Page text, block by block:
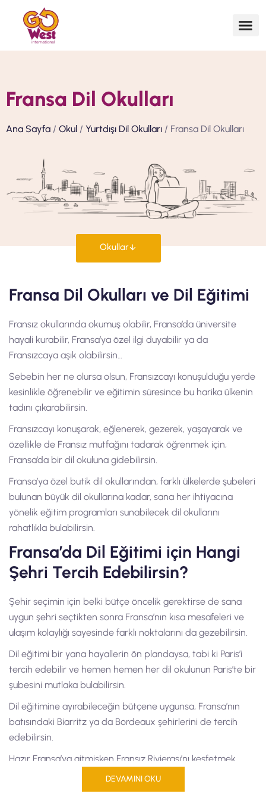
Fransa Dil Okulları
Ana Sayfa / Okul / Yurtdışı Dil Okulları / Fransa Dil Okulları
Okullar
Fransa Dil Okulları ve Dil Eğitimi
Fransız okullarında okumuş olabilir, Fransa’da üniversite
hayali kurabilir, Fransa’ya özel ilgi duyabilir ya da
Fransızcaya aşık olabilirsin…
Sebebin her ne olursa olsun, Fransızcayı konuşulduğu yerde
kesinlikle öğrenebilir ve eğitimin süresince bu harika ülkenin
tadını çıkarabilirsin.
Fransızcayı konuşarak, eğlenerek, gezerek, yaşayarak ve
özellikle de Fransız mutfağını tadarak öğrenmek için,
Fransa’da bir dil okuluna gidebilirsin.
Fransa’ya özel butik dil okullarından, farklı ülkelerde şubeleri
bulunan büyük dil okullarına kadar, sana her ihtiyacına
yönelik eğitim programları sunabilecek dil okullarını
rahatlıkla bulabilirsin.
Fransa’da Dil Eğitimi için Hangi
Şehri Tercih Edebilirsin?
Şehir seçimin için belki bütçe öncelik gerektirse de sana
uygun şehri seçtikten sonra Fransa’nın kısa mesafeleri ve
ulaşım kolaylığı sayesinde farklı noktalarını da gezebilirsin.
Dil eğitimi bir yana hayallerin ön plandaysa, tabi ki Paris’i
tercih edebilir ve hemen hemen her dil okulunun Paris’te bir
şubesini mutlaka bulabilirsin.
Dil eğitimine ayırabileceğin bütçene uygunsa, Fransa’nın
batısındaki Biarritz ya da Bordeaux şehirlerini de tercih
edebilirsin.
Hazır Fransa’ya gitmişken Fransız Rivierası’nı keşfetmek
istersen, Antibes ya da Nice şehirlerinde bulunan dil
okullarını da değerlendirebilir, daha hesaplı bir eğitim için
DEVAMINI OKU